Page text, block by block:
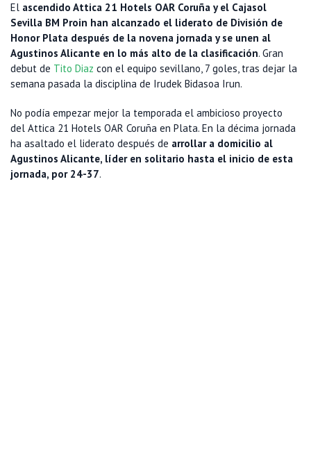
El ascendido Attica 21 Hotels OAR Coruña y el Cajasol
Sevilla BM Proin han alcanzado el liderato de División de
Honor Plata después de la novena jornada y se unen al
Agustinos Alicante en lo más alto de la clasificación. Gran
debut de Tito Diaz con el equipo sevillano, 7 goles, tras dejar la
semana pasada la disciplina de Irudek Bidasoa Irun.
No podía empezar mejor la temporada el ambicioso proyecto
del Attica 21 Hotels OAR Coruña en Plata. En la décima jornada
ha asaltado el liderato después de arrollar a domicilio al
Agustinos Alicante, líder en solitario hasta el inicio de esta
jornada, por 24-37.